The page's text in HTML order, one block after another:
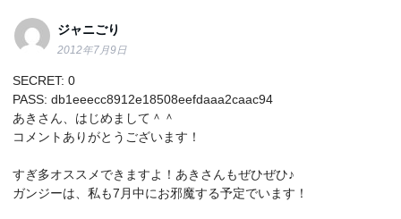
ジャニごり
2012年7月9日
SECRET: 0
PASS: db1eeecc8912e18508eefdaaa2caac94
あきさん、はじめまして＾＾
コメントありがとうございます！
すぎ多オススメできますよ！あきさんもぜひぜひ♪
ガンジーは、私も7月中にお邪魔する予定でいます！